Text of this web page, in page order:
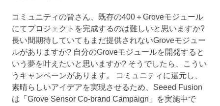
コミュニティの皆さん、既存の400＋Groveモジュール
にてプロジェクトを完成するのは難しいと思いますか?
長い間期待していてもまだ提供されないGroveモジュー
ルがありますか? 自分のGroveモジュールを開発すると
いう夢を叶えたいと思いますか? そうでしたら、こうい
うキャンペーンがあります。 コミュニティに還元し、
素晴らしいアイデアを実現させるため、Seeed Fusion
は「Grove Sensor Co-brand Campaign」を実施中で